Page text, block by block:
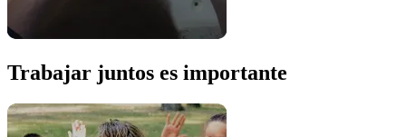
Trabajar juntos es importante